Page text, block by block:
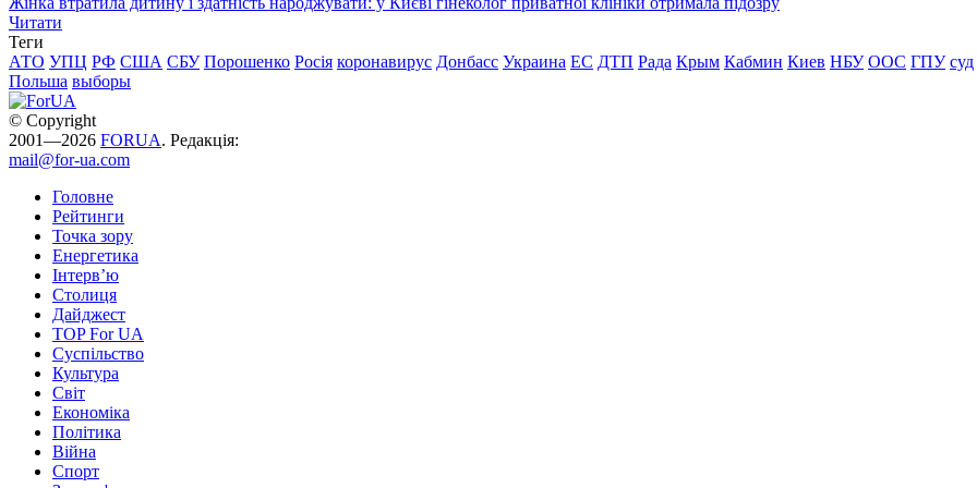
Читати
Теги
АТО УПЦ РФ США СБУ Порошенко Росія коронавирус Донбасс Украина ЕС ДТП Рада Крым Кабмин Киев НБУ ООС ГПУ суд
Польша выборы
© Copyright
2001—2026 FORUA. Редакція:
mail@for-ua.com
Головне
Рейтинги
Точка зору
Енергетика
Інтерв’ю
Столиця
Дайджест
TOP For UA
Суспiльство
Культура
Світ
Економіка
Політика
Війна
Спорт